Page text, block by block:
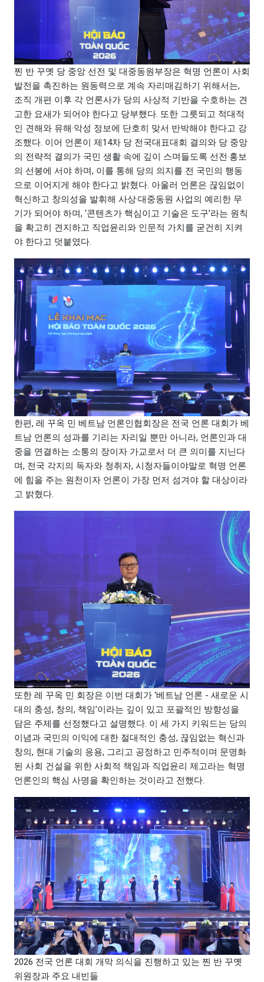
찐 반 꾸옛 당 중앙 선전 및 대중동원부장은 혁명 언론이 사회
발전을 촉진하는 원동력으로 계속 자리매김하기 위해서는,
조직 개편 이후 각 언론사가 당의 사상적 기반을 수호하는 견
고한 요새가 되어야 한다고 당부했다. 또한 그릇되고 적대적
인 견해와 유해·악성 정보에 단호히 맞서 반박해야 한다고 강
조했다. 이어 언론이 제14차 당 전국대표대회 결의와 당 중앙
의 전략적 결의가 국민 생활 속에 깊이 스며들도록 선전·홍보
의 선봉에 서야 하며, 이를 통해 당의 의지를 전 국민의 행동
으로 이어지게 해야 한다고 밝혔다. 아울러 언론은 끊임없이
혁신하고 창의성을 발휘해 사상·대중동원 사업의 예리한 무
기가 되어야 하며, ‘콘텐츠가 핵심이고 기술은 도구’라는 원칙
을 확고히 견지하고 직업윤리와 인문적 가치를 굳건히 지켜
야 한다고 덧붙였다.
한편, 레 꾸옥 민 베트남 언론인협회장은 전국 언론 대회가 베
트남 언론의 성과를 기리는 자리일 뿐만 아니라, 언론인과 대
중을 연결하는 소통의 장이자 가교로서 더 큰 의미를 지닌다
며, 전국 각지의 독자와 청취자, 시청자들이야말로 혁명 언론
에 힘을 주는 원천이자 언론이 가장 먼저 섬겨야 할 대상이라
고 밝혔다.
또한 레 꾸옥 민 회장은 이번 대회가 ‘베트남 언론 - 새로운 시
대의 충성, 창의, 책임’이라는 깊이 있고 포괄적인 방향성을
담은 주제를 선정했다고 설명했다. 이 세 가지 키워드는 당의
이념과 국민의 이익에 대한 절대적인 충성, 끊임없는 혁신과
창의, 현대 기술의 응용, 그리고 공정하고 민주적이며 문명화
된 사회 건설을 위한 사회적 책임과 직업윤리 제고라는 혁명
언론인의 핵심 사명을 확인하는 것이라고 전했다.
2026 전국 언론 대회 개막 의식을 진행하고 있는 찐 반 꾸옛
위원장과 주요 내빈들